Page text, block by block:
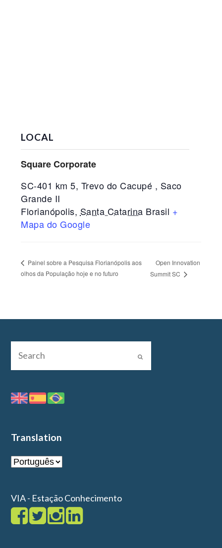
LOCAL
Square Corporate
SC-401 km 5, Trevo do Cacupé , Saco
Grande II
Florianópolis, Santa Catarina Brasil +
Mapa do Google
Painel sobre a Pesquisa Florianópolis aos
olhos da População hoje e no futuro
Open Innovation
Summit SC
Translation
VIA - Estação Conhecimento